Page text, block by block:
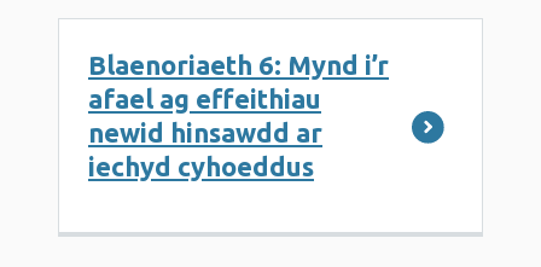
Blaenoriaeth 6: Mynd i’r
afael ag effeithiau
newid hinsawdd ar
iechyd cyhoeddus